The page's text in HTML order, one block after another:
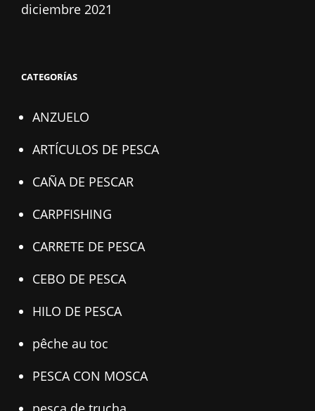
diciembre 2021
CATEGORÍAS
ANZUELO
ARTÍCULOS DE PESCA
CAÑA DE PESCAR
CARPFISHING
CARRETE DE PESCA
CEBO DE PESCA
HILO DE PESCA
pêche au toc
PESCA CON MOSCA